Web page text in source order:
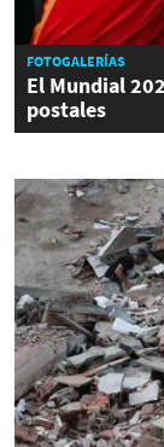
FOTOGALERÍAS
El Mundial
postales